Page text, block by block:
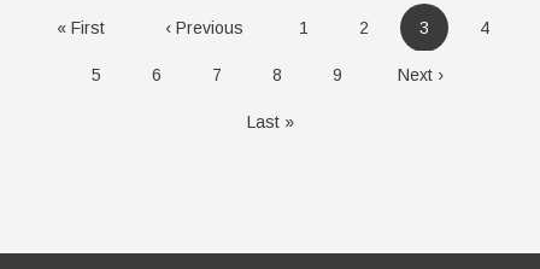
Első
oldal
« First Előző
‹ Previous Oldal
1 Oldal
2 Oldal
3 Oldal
4
Oldal
5 Oldal
6 Oldal
7 Oldal
8 Oldal
9 Következő
Next ›
Utolsó
Last »